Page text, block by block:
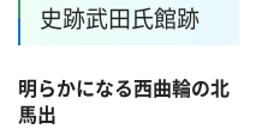
史跡武田氏館跡
明らかになる西曲輪の北
馬出